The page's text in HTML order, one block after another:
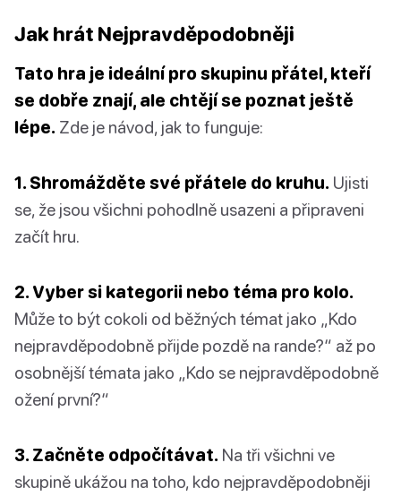
Jak hrát Nejpravděpodobněji
Tato hra je ideální pro skupinu přátel, kteří
se dobře znají, ale chtějí se poznat ještě
lépe. Zde je návod, jak to funguje:
1. Shromážděte své přátele do kruhu. Ujisti
se, že jsou všichni pohodlně usazeni a připraveni
začít hru.
2. Vyber si kategorii nebo téma pro kolo.
Může to být cokoli od běžných témat jako „Kdo
nejpravděpodobně přijde pozdě na rande?“ až po
osobnější témata jako „Kdo se nejpravděpodobně
ožení první?“
3. Začněte odpočítávat. Na tři všichni ve
skupině ukážou na toho, kdo nejpravděpodobněji